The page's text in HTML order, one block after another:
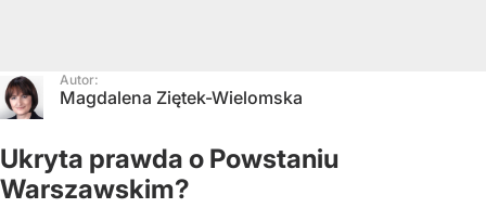
Autor:
Magdalena Ziętek-Wielomska
Ukryta prawda o Powstaniu
Warszawskim?